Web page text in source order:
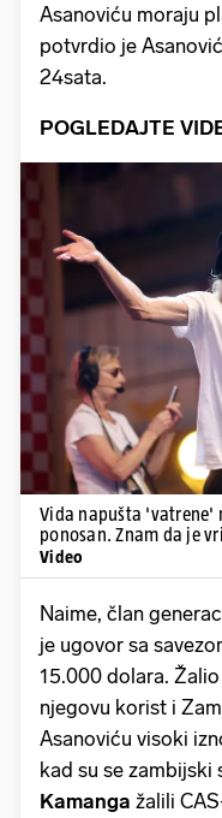
Asanoviću moraju
potvrdio je
24sata.
POGLEDAJTE
Vida napušta 'vatrene'
ponosan. Znam da je
Video
Naime, član
je ugovor sa
15.000 dolara.
njegovu korist i
Asanoviću visoki
kad su se zambijski
Kamanga žalili